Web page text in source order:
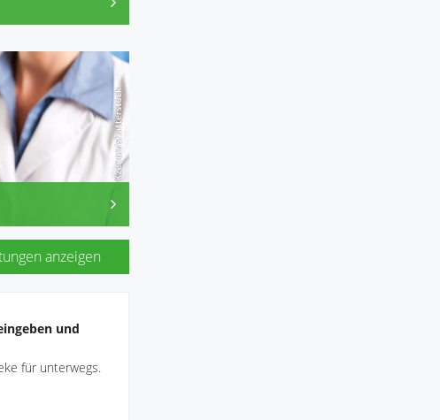
anzeigen
und
für unterwegs.